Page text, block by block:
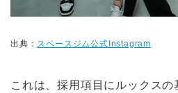
出典： スペースジム公式Instagram
これは、採用項目にルックスの